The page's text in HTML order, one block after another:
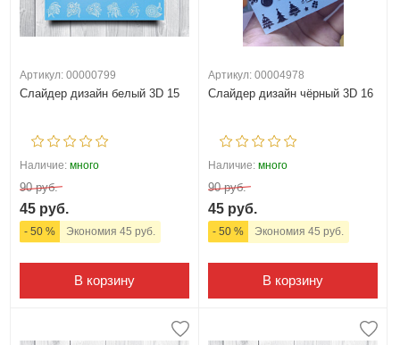
Артикул: 00000799
Слайдер дизайн белый 3D 15
Наличие: много
90 руб.
45 руб.
- 50 % Экономия 45 руб.
В корзину
Артикул: 00004978
Слайдер дизайн чёрный 3D 16
Наличие: много
90 руб.
45 руб.
- 50 % Экономия 45 руб.
В корзину